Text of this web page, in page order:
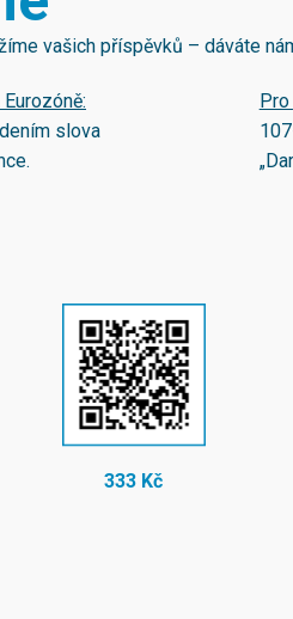
vašich příspěvků – dáváte
slova
Pro
333 Kč